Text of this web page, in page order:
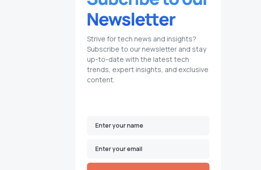
Strive for tech news and insights?
Subscribe to our newsletter and stay
up-to-date with the latest tech
trends, expert insights, and exclusive
content.